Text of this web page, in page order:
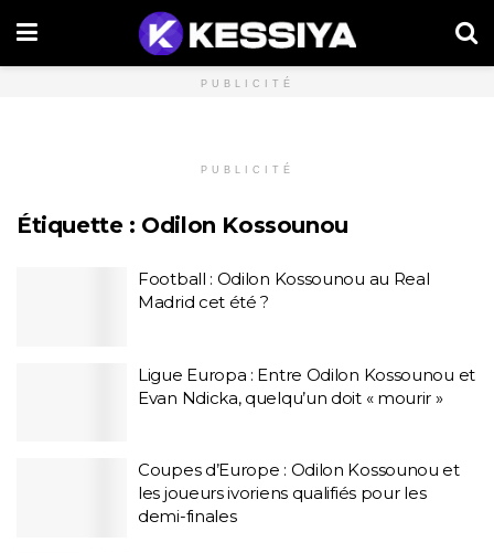
PUBLICITÉ
PUBLICITÉ
Étiquette : Odilon Kossounou
Football : Odilon Kossounou au Real
Madrid cet été ?
Ligue Europa : Entre Odilon Kossounou et
Evan Ndicka, quelqu’un doit « mourir »
Coupes d’Europe : Odilon Kossounou et
les joueurs ivoriens qualifiés pour les
demi-finales